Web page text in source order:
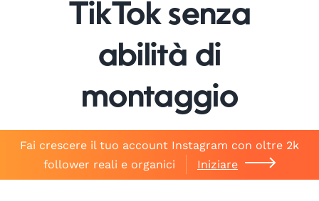
Twitter (𝕏)
TikTok senza
abilità di
montaggio
Fai crescere il tuo account Instagram con oltre 2k
follower reali e organici
Iniziare